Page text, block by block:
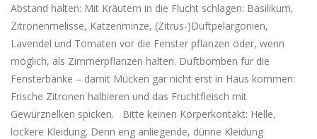
Abstand halten: Mit Kräutern in die Flucht schlagen: Basilikum,
Zitronenmelisse, Katzenminze, (Zitrus-)Duftpelargonien,
Lavendel und Tomaten vor die Fenster pflanzen oder, wenn
möglich, als Zimmerpflanzen halten. Duftbomben für die
Fensterbänke – damit Mücken gar nicht erst in Haus kommen:
Frische Zitronen halbieren und das Fruchtfleisch mit
Gewürznelken spicken. Bitte keinen Körperkontakt: Helle,
lockere Kleidung. Denn eng anliegende, dünne Kleidung